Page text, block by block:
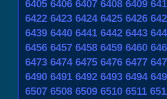
6405 6406 6407 6408 6409
6422 6423 6424 6425 6426
6439 6440 6441 6442 6443
6456 6457 6458 6459 6460
6473 6474 6475 6476 6477
6490 6491 6492 6493 6494
6507 6508 6509 6510 6511